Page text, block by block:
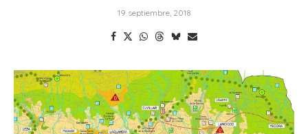
19 septiembre, 2018